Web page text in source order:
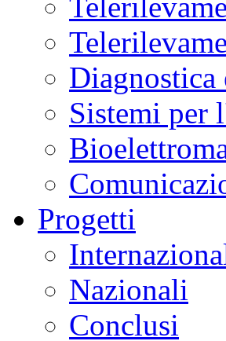
Diagnostica
Sistemi per
Progetti
Nazionali
Conclusi